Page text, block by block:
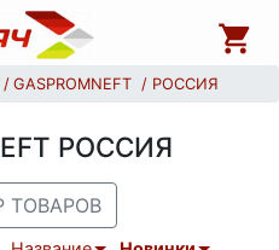
GASPROMNEFT РОССИЯ
РОССИЯ
ТОВАРОВ